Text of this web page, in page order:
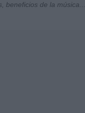
beneficios de la música...